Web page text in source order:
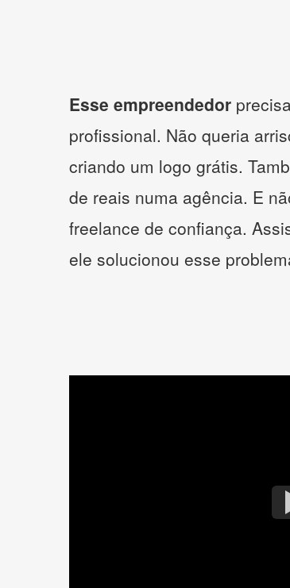
Esse empreendedor
profissional. Não queria
criando um logo grátis.
de reais numa agência. E
freelance de confiança.
ele solucionou esse